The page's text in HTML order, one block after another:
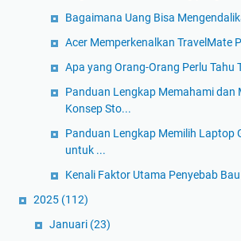
Bagaimana Uang Bisa
Acer Memperkenalkan TravelMate
Apa yang Orang-Orang Perlu Tahu
Panduan Lengkap Memahami dan
Konsep Sto...
Panduan Lengkap Memilih Laptop
untuk ...
Kenali Faktor Utama Penyebab
2025 (112)
Januari (23)